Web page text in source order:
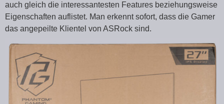
auch gleich die interessantesten Features beziehungsweise
Eigenschaften auflistet. Man erkennt sofort, dass die Gamer
das angepeilte Klientel von ASRock sind.